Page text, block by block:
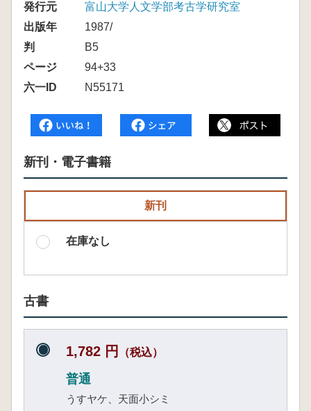
発行元
富山大学人文学部考古学研究室
出版年
1987/
判
B5
ページ
94+33
六一ID
N55171
新刊・電子書籍
新刊
在庫なし
古書
1,782 円 （税込）
普通
うすヤケ、天面小シミ